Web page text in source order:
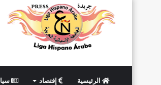
الرئيسية إقتصاد